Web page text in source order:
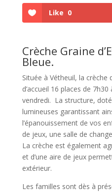
Like 0
Crèche Graine
Bleue.
Située à Vétheuil, la crèche
d’accueil 16 places de
vendredi. La structure,
lumineuses garantissant
l’épanouissement de vos
de jeux, une salle de
La crèche est également
et d’une aire de jeux
extérieur.
Les familles sont dès à